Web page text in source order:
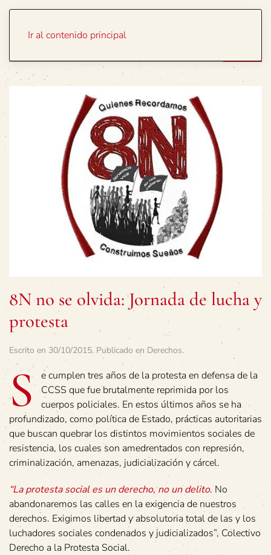
Ir al contenido principal
8N no se olvida: Jornada de lucha y
protesta
Escrito en 30/10/2015. Publicado en Derechos.
S
e cumplen tres años de la protesta en defensa de la
CCSS que fue brutalmente reprimida por los
cuerpos policiales. En estos últimos años se ha
profundizado, como política de Estado, prácticas autoritarias
que buscan quebrar los distintos movimientos sociales de
resistencia, los cuales son amedrentados con represión,
criminalización, amenazas, judicialización y cárcel.
“La protesta social es un derecho, no un delito. No
abandonaremos las calles en la exigencia de nuestros
derechos. Exigimos libertad y absolutoria total de las y los
luchadores sociales condenados y judicializados”, Colectivo
Derecho a la Protesta Social.